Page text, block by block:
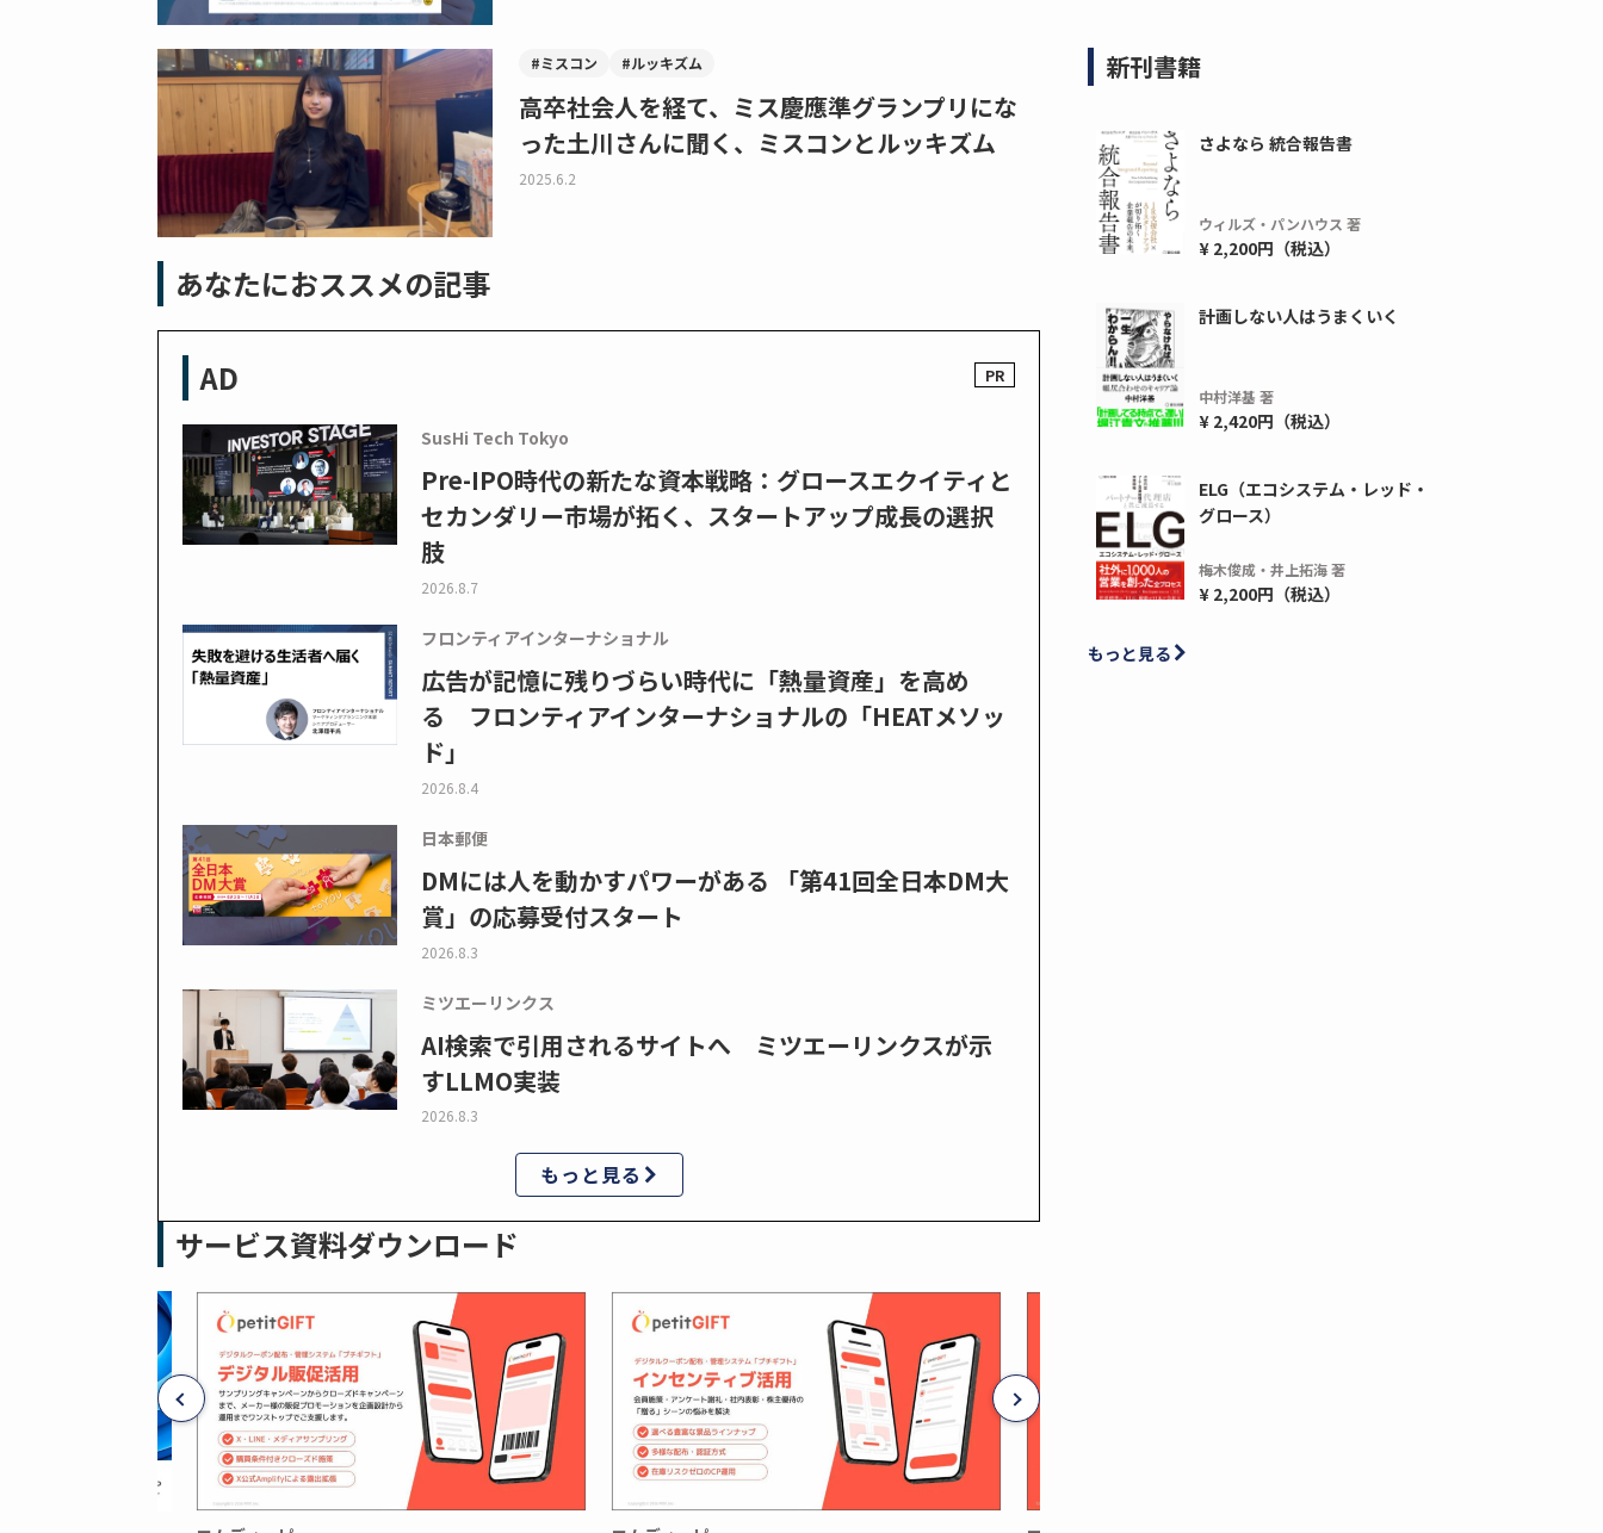
#ミスコン #ルッキズム
高卒社会人を経て、ミス慶應準グランプリにな
った土川さんに聞く、ミスコンとルッキズム
2025.6.2
あなたにおススメの記事
AD
SusHi Tech Tokyo
Pre-IPO時代の新たな資本戦略：グロースエクイティと
セカンダリー市場が拓く、スタートアップ成長の選択
肢
2026.8.7
フロンティアインターナショナル
広告が記憶に残りづらい時代に「熱量資産」を高め
る フロンティアインターナショナルの「HEATメソッ
ド」
2026.8.4
日本郵便
DMには人を動かすパワーがある 「第41回全日本DM大
賞」の応募受付スタート
2026.8.3
ミツエーリンクス
AI検索で引用されるサイトへ ミツエーリンクスが示
すLLMO実装
2026.8.3
もっと見る
サービス資料ダウンロード
新刊書籍
さよなら 統合報告書
ウィルズ・パンハウス 著
¥ 2,200円（税込）
計画しない人はうまくいく
中村洋基 著
¥ 2,420円（税込）
ELG（エコシステム・レッド・
グロース）
梅木俊成・井上拓海 著
¥ 2,200円（税込）
もっと見る